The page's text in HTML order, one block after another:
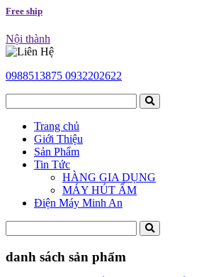
Free ship
Nội thành
0988513875 0932202622
Trang chủ
Giới Thiệu
Sản Phẩm
Tin Tức
HÀNG GIA DỤNG
MÁY HÚT ẨM
Điện Máy Minh An
danh sách sản phẩm